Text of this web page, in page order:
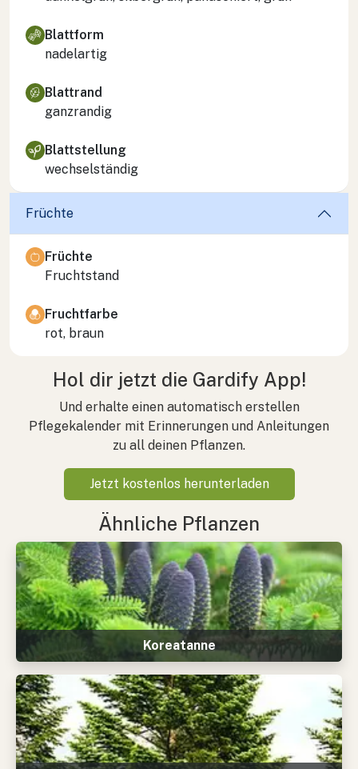
Blattform
nadelartig
Blattrand
ganzrandig
Blattstellung
wechselständig
Früchte
Früchte
Fruchtstand
Fruchtfarbe
rot, braun
Hol dir jetzt die Gardify App!
Und erhalte einen automatisch erstellen
Pflegekalender mit Erinnerungen und Anleitungen
zu all deinen Pflanzen.
Jetzt kostenlos herunterladen
Ähnliche Pflanzen
Koreatanne